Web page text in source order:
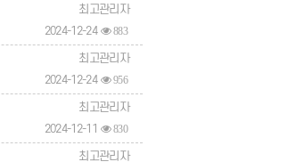
최고관리자
2024-12-24 883
최고관리자
2024-12-24 956
최고관리자
2024-12-11 830
최고관리자